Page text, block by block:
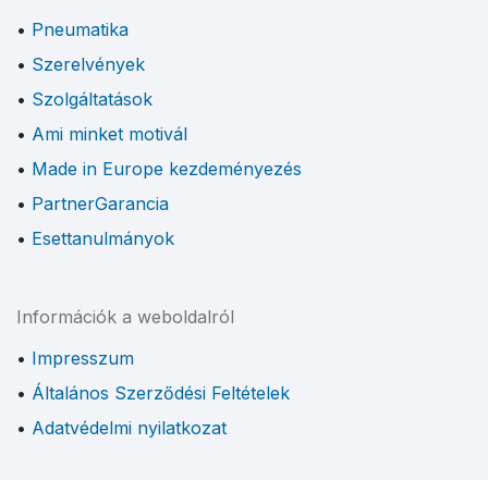
Pneumatika
Szerelvények
Szolgáltatások
Ami minket motivál
Made in Europe kezdeményezés
PartnerGarancia
Esettanulmányok
Információk a weboldalról
Impresszum
Általános Szerződési Feltételek
Adatvédelmi nyilatkozat